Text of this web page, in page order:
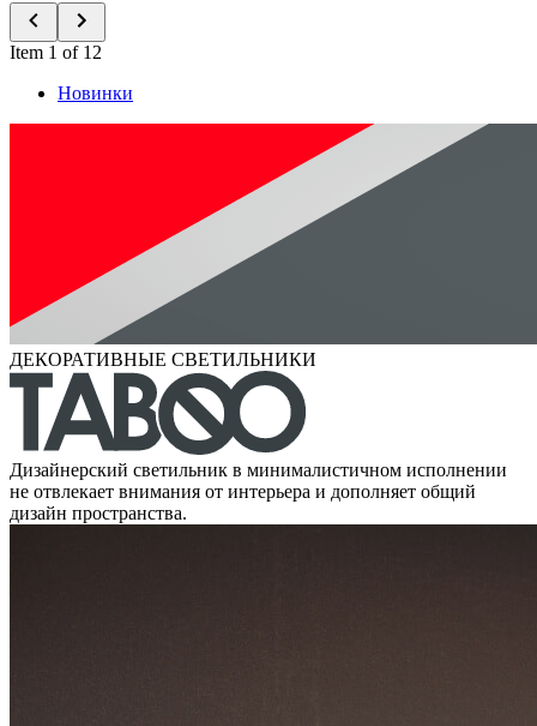
Item 1 of 12
Новинки
ДЕКОРАТИВНЫЕ СВЕТИЛЬНИКИ
Дизайнерский светильник в минималистичном исполнении
не отвлекает внимания от интерьера и дополняет общий
дизайн пространства.